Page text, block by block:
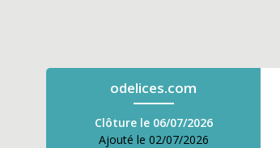
odelices.com
Clôture le 06/07/2026
Ajouté le 02/07/2026